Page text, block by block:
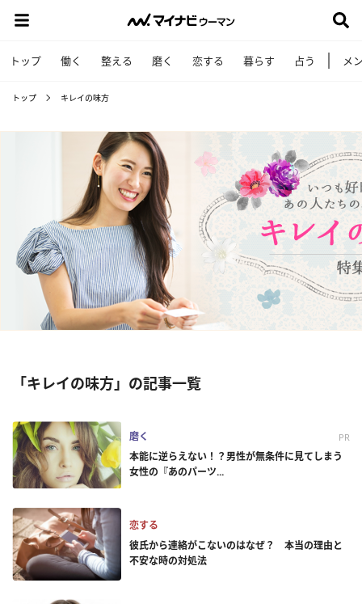
トップ 働く 整える 磨く 恋する 暮らす 占う メ
トップ キレイの味方
「キレイの味方」の記事一覧
磨く PR
本能に逆らえない！？男性が無条件に見てしまう
女性の『あのパーツ...
恋する
彼氏から連絡がこないのはなぜ？ 本当の理由と
不安な時の対処法